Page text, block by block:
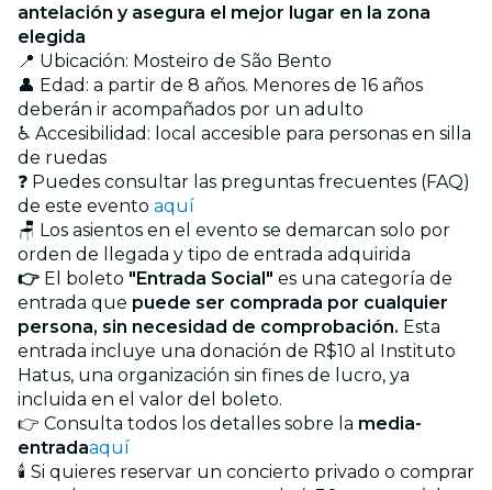
antelación y asegura el mejor lugar en la zona
elegida
📍 Ubicación: Mosteiro de São Bento
👤 Edad: a partir de 8 años. Menores de 16 años
deberán ir acompañados por un adulto
♿ Accesibilidad: local accesible para personas en silla
de ruedas
❓ Puedes consultar las preguntas frecuentes (FAQ)
de este evento aquí
🪑 Los asientos en el evento se demarcan solo por
orden de llegada y tipo de entrada adquirida
👉 El boleto "Entrada Social" es una categoría de
entrada que puede ser comprada por cualquier
persona, sin necesidad de comprobación. Esta
entrada incluye una donación de R$10 al Instituto
Hatus, una organización sin fines de lucro, ya
incluida en el valor del boleto.
👉 Consulta todos los detalles sobre la media-
entradaaquí
🕯️ Si quieres reservar un concierto privado o comprar